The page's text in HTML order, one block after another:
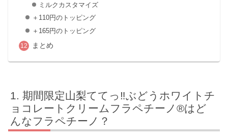
ミルクカスタマイズ
＋110円のトッピング
＋165円のトッピング
まとめ
期間限定山梨ててっ‼ぶどうホワイトチ
ョコレートクリームフラペチーノ®はど
んなフラペチーノ？